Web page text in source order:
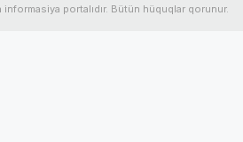
portalıdır. Bütün hüquqlar qorunur.